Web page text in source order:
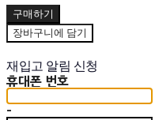
구매하기
장바구니에 담기
재입고 알림 신청
휴대폰 번호
-